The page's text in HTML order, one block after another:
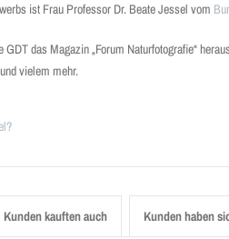
ist Frau Professor Dr. Beate Jessel vom
das Magazin „Forum Naturfotografie“
vielem mehr.
Kunden kauften auch Kunden haben